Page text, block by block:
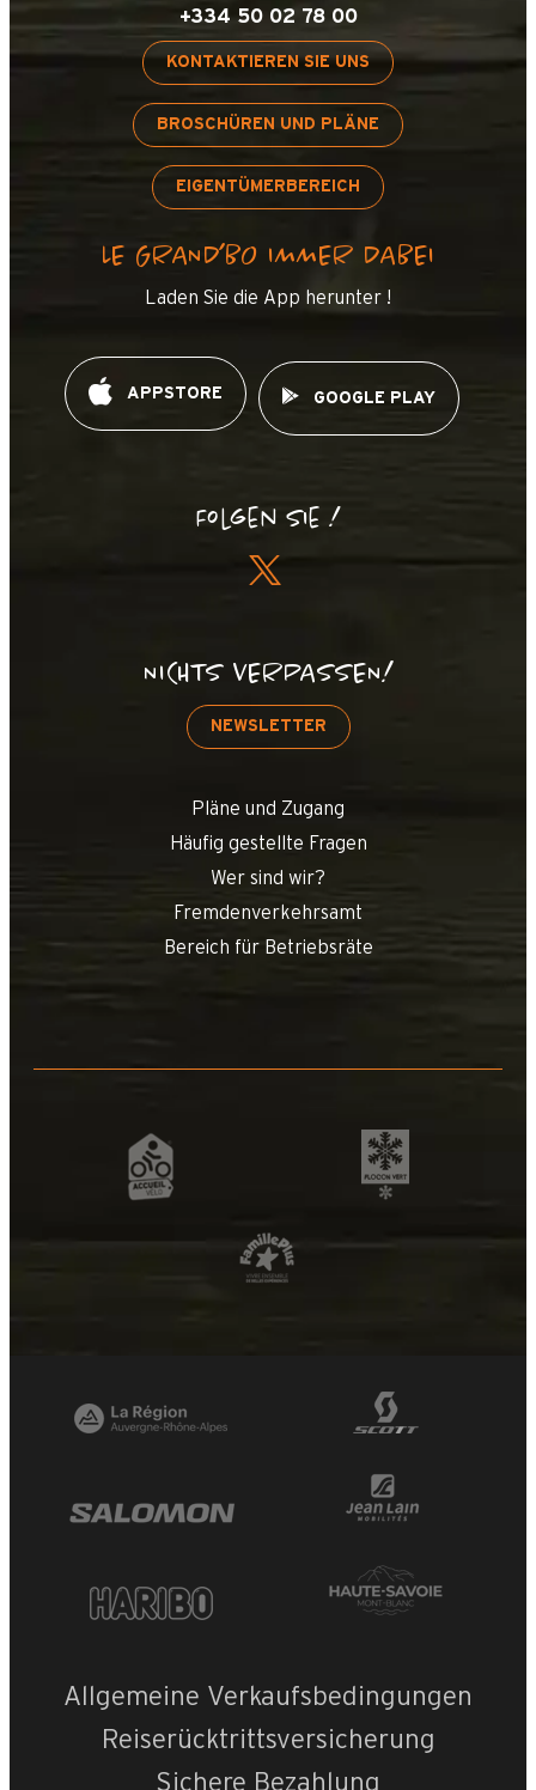
+334 50 02 78 00
KONTAKTIEREN SIE UNS
BROSCHÜREN UND PLÄNE
EIGENTÜMERBEREICH
LE GRAND’BO IMMER DABEI
Laden Sie die App herunter !
APPSTORE GOOGLE PLAY
Folgen Sie !
NICHTS VERPASSEN!
NEWSLETTER
Pläne und Zugang
Häufig gestellte Fragen
Wer sind wir?
Fremdenverkehrsamt
Bereich für Betriebsräte
Allgemeine Verkaufsbedingungen
Reiserücktrittsversicherung
Sichere Bezahlung